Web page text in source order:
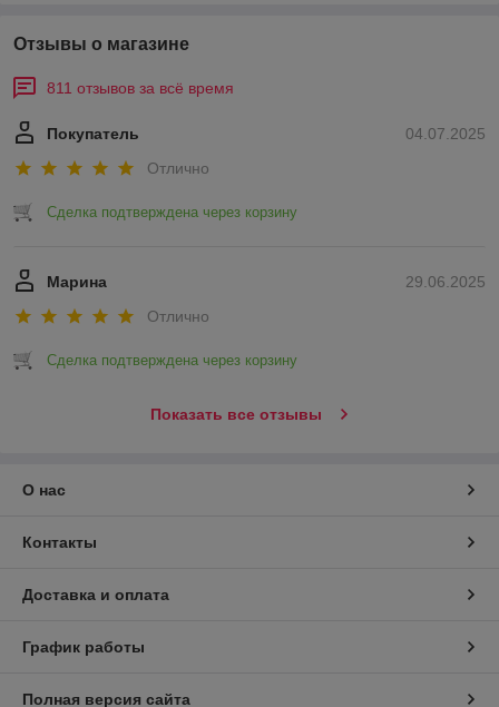
Отзывы о магазине
811 отзывов за всё время
04.07.2025
Покупатель
Отлично
Сделка подтверждена через корзину
29.06.2025
Марина
Отлично
Сделка подтверждена через корзину
Показать все отзывы
О нас
Контакты
Доставка и оплата
График работы
Полная версия сайта